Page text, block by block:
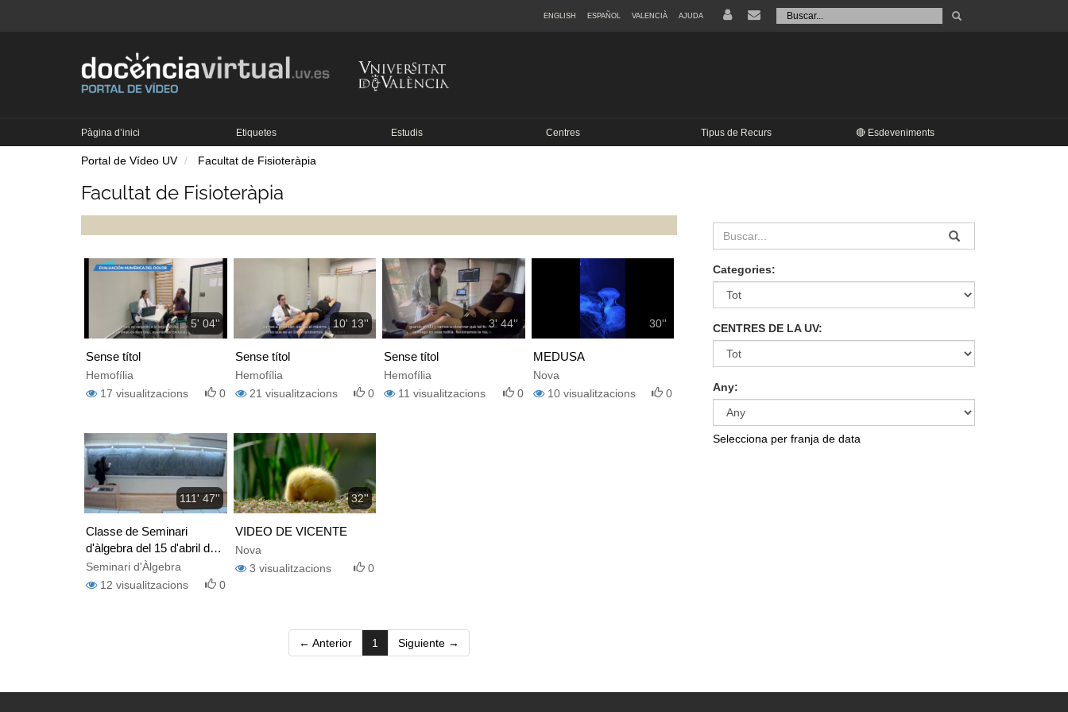
Buscar
Tramet
ENGLISH ESPAÑOL VALENCIÀ AJUDA
Pàgina d’inici Etiquetes Estudis Centres Tipus de Recurs 🔴 Esdeveniments
Portal de Vídeo UV Facultat de Fisioteràpia
Facultat de Fisioteràpia
5' 04''
Sense títol
Hemofília
17 visualitzacions 0
10' 13''
Sense títol
Hemofília
21 visualitzacions 0
3' 44''
Sense títol
Hemofília
11 visualitzacions 0
30''
MEDUSA
Nova
10 visualitzacions 0
111' 47''
Classe de Seminari
d'àlgebra del 15 d'abril de
2025
Seminari d'Àlgebra
12 visualitzacions 0
32''
VIDEO DE VICENTE
Nova
3 visualitzacions 0
← Anterior 1 (current)
Siguiente →
Categories:
CENTRES DE LA UV:
Any:
Selecciona per franja de data